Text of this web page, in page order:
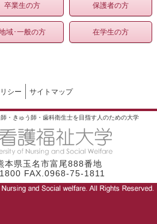
卒業生の方 保護者の方
域･一般の方 在学生の方
シー サイトマップ
・きゅう師・歯科衛生士を目指す人のための大学
本県玉名市富尾888番地
FAX.0968-75-1811